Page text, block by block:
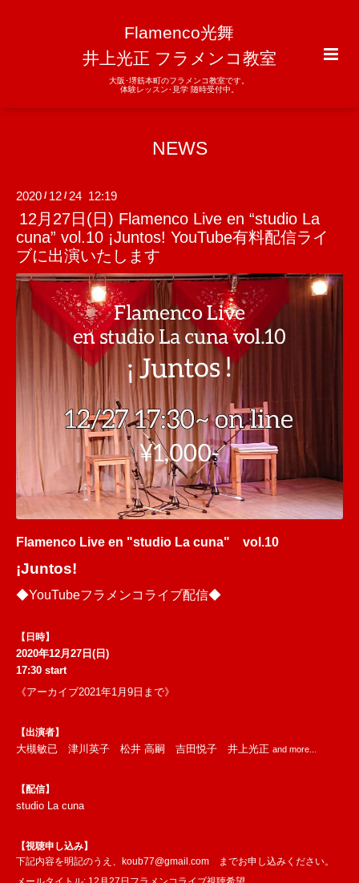
Flamenco光舞
井上光正 フラメンコ教室
大阪･堺筋本町のフラメンコ教室です。
体験レッスン･見学 随時受付中。
NEWS
2020 / 12 / 24 12:19
12月27日(日) Flamenco Live en “studio La
cuna” vol.10 ¡Juntos! YouTube有料配信ライ
ブに出演いたします
Flamenco Live en "studio La cuna" vol.10
¡Juntos!
◆YouTubeフラメンコライブ配信◆
【日時】
2020年12月27日(日)
17:30 start
《アーカイブ2021年1月9日まで》
【出演者】
大槻敏已 津川英子 松井 高嗣 吉田悦子 井上光正 and more...
【配信】
studio La cuna
【視聴申し込み】
下記内容を明記のうえ、 koub77@gmail.com までお申し込みください。